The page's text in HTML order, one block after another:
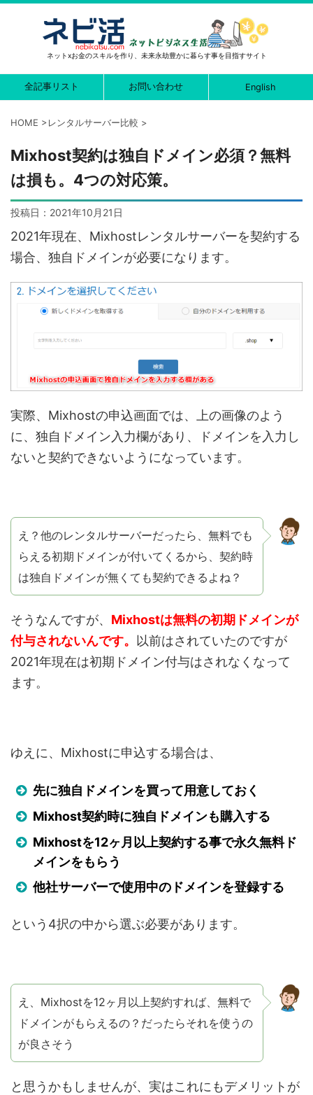
ネットxお金のスキルを作り、未来永劫豊かに暮らす事を目指すサイト
全記事リスト お問い合わせ English
HOME >レンタルサーバー比較 >
Mixhost契約は独自ドメイン必須？無料
は損も。4つの対応策。
投稿日： 2021年10月21日
2021年現在、Mixhostレンタルサーバーを契約する
場合、独自ドメインが必要になります。
実際、Mixhostの申込画面では、上の画像のよう
に、独自ドメイン入力欄があり、ドメインを入力し
ないと契約できないようになっています。
え？他のレンタルサーバーだったら、無料でも
らえる初期ドメインが付いてくるから、契約時
は独自ドメインが無くても契約できるよね？
そうなんですが、 Mixhostは無料の初期ドメインが
付与されないんです。
以前はされていたのですが
2021年現在は初期ドメイン付与はされなくなって
ます。
ゆえに、Mixhostに申込する場合は、
先に独自ドメインを買って用意しておく
Mixhost契約時に独自ドメインも購入する
Mixhostを12ヶ月以上契約する事で永久無料ド
メインをもらう
他社サーバーで使用中のドメインを登録する
という4択の中から選ぶ必要があります。
え、Mixhostを12ヶ月以上契約すれば、無料で
ドメインがもらえるの？だったらそれを使うの
が良さそう
と思うかもしませんが、実はこれにもデメリットが